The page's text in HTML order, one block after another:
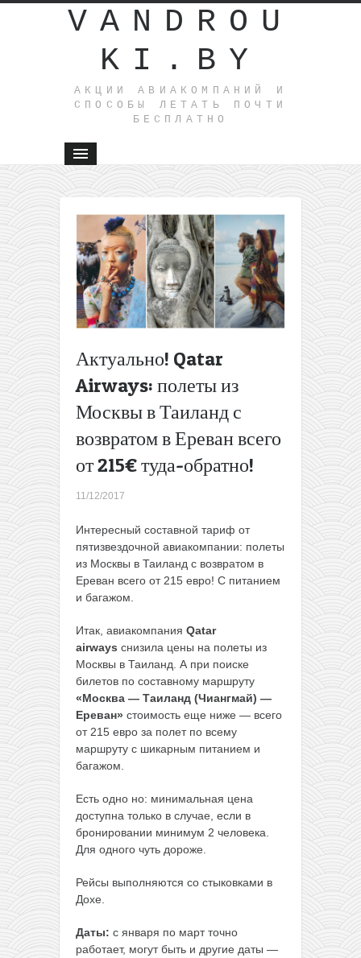
VANDROU
KI.BY
АКЦИИ АВИАКОМПАНИЙ И
СПОСОБЫ ЛЕТАТЬ ПОЧТИ
БЕСПЛАТНО
Актуально! Qatar
Airways: полеты из
Москвы в Таиланд с
возвратом в Ереван всего
от 215€ туда-обратно!
11/12/2017
Интересный составной тариф от
пятизвездочной авиакомпании: полеты
из Москвы в Таиланд с возвратом в
Ереван всего от 215 евро! С питанием
и багажом.
Итак, авиакомпания Qatar
airways снизила цены на полеты из
Москвы в Таиланд. А при поиске
билетов по составному маршруту
«Москва — Таиланд (Чиангмай) —
Ереван» стоимость еще ниже — всего
от 215 евро за полет по всему
маршруту с шикарным питанием и
багажом.
Есть одно но: минимальная цена
доступна только в случае, если в
бронировании минимум 2 человека.
Для одного чуть дороже.
Рейсы выполняются со стыковками в
Дохе.
Даты: с января по март точно
работает, могут быть и другие даты —
на Новый
год: 4
Варшавы
55€ за
туда-
обратно
Минска
обратно!
→